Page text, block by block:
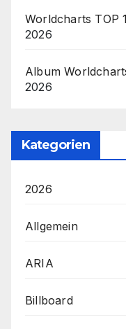
Worldcharts TOP
2026
Album
2026
Kategorien
2026
Allgemein
ARIA
Billboard